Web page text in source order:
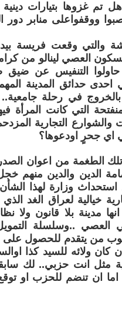
تم غزوها بتيارات
ووقفواعلى منابر دور
والتي وقعت فريسة بيد
العصي لينالو من
حاولوا التنفيس عن ضيق
حدائق المدينة
بالخروج في رحلة
التي كانت المرأة
التجارية
اي جحرٍ اودعوها؟
الطغمة من اعوان الصدر
الدين والدين منهم
وزارة لهذا
خيالية لعراق الغد
مدينة بلا قانون ولا
..وسلسلة
من يتقدم للحصول
كان ولائه للسيد كذا
مثل انت حزبي.. لك
ان تنضم للحزب او